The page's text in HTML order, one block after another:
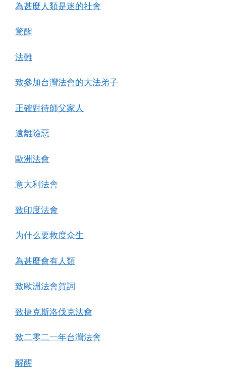
為甚麼人類是迷的社會
驚醒
法難
致參加台灣法會的大法弟子
正確對待師父家人
遠離險惡
歐洲法會
意大利法會
致印度法會
为什么要救度众生
為甚麼會有人類
致歐洲法會賀詞
致捷克斯洛伐克法會
致二零二一年台灣法會
醒醒